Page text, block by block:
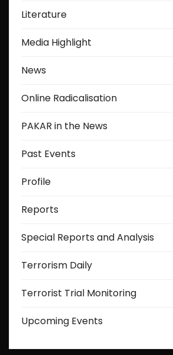
Literature
Media Highlight
News
Online Radicalisation
PAKAR in the News
Past Events
Profile
Reports
Special Reports and Analysis
Terrorism Daily
Terrorist Trial Monitoring
Upcoming Events